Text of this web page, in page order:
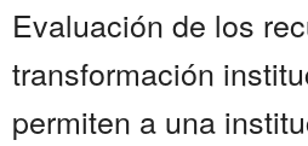
Evaluación de los
transformación
permiten a una